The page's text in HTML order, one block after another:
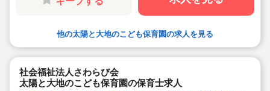
みでOK！
他の太陽と大地のこども保育園の求人を見る
社会福祉法人さわらび会
太陽と大地のこども保育園の保育士求人